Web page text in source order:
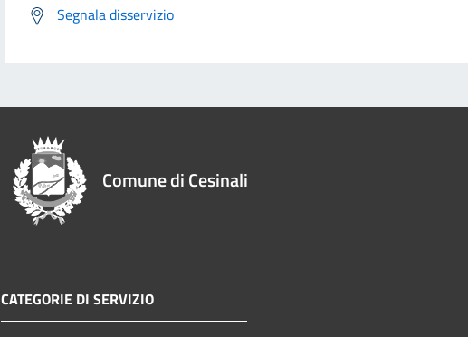
Segnala disservizio
Comune di Cesinali
CATEGORIE DI SERVIZIO